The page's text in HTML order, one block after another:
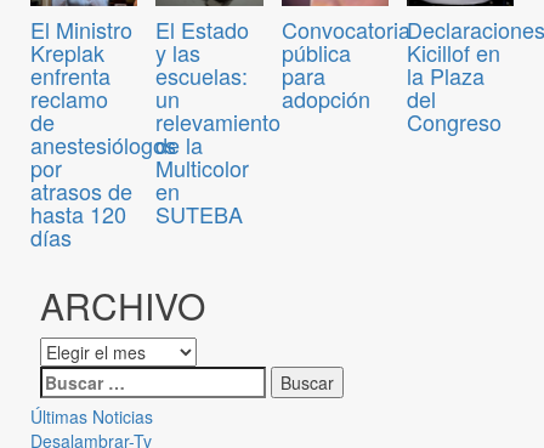
El Ministro
Kreplak
enfrenta
reclamo
de
anestesiólogos
por
atrasos de
hasta 120
días
El Estado
y las
escuelas:
un
relevamiento
de la
Multicolor
en
SUTEBA
Convocatoria
pública
para
adopción
Kicillof en
la Plaza
del
Congreso
ARCHIVO
Últimas Noticias
Desalambrar-Tv